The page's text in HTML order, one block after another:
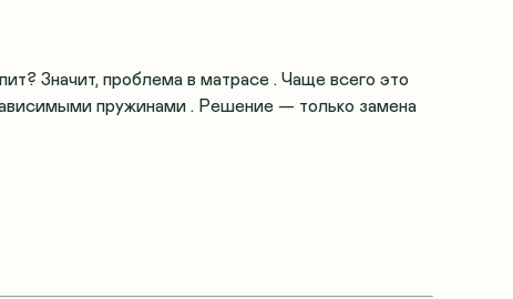
Значит, проблема в матрасе . Чаще всего это
пружинами . Решение — только замена